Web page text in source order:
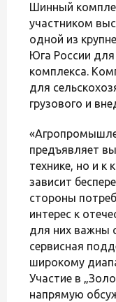
Шинный
участником
одной из
Юга России
комплекса.
для
грузового и
предъявляет
технике, но и
зависит
стороны
интерес к
для них важны
сервисная
широкому
Участие в
напрямую